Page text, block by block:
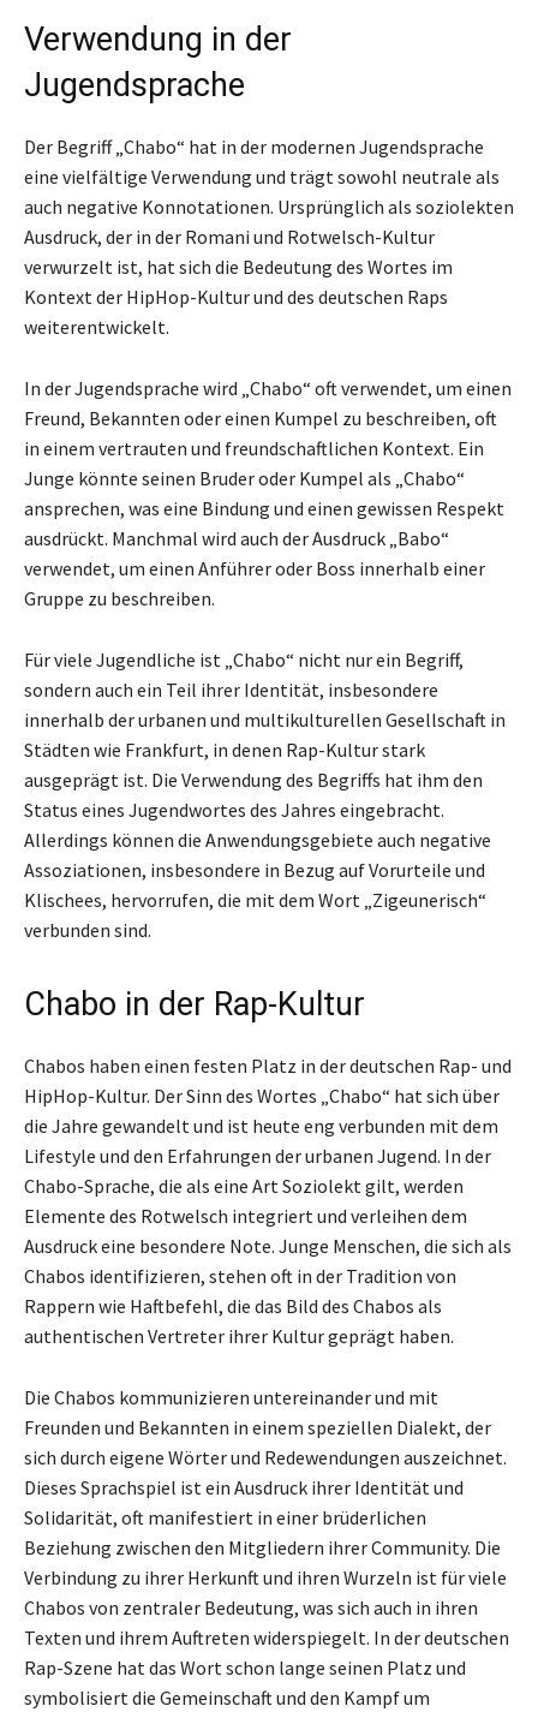
Verwendung in der
Jugendsprache
Der Begriff „Chabo“ hat in der modernen Jugendsprache
eine vielfältige Verwendung und trägt sowohl neutrale als
auch negative Konnotationen. Ursprünglich als soziolekten
Ausdruck, der in der Romani und Rotwelsch-Kultur
verwurzelt ist, hat sich die Bedeutung des Wortes im
Kontext der HipHop-Kultur und des deutschen Raps
weiterentwickelt.
In der Jugendsprache wird „Chabo“ oft verwendet, um einen
Freund, Bekannten oder einen Kumpel zu beschreiben, oft
in einem vertrauten und freundschaftlichen Kontext. Ein
Junge könnte seinen Bruder oder Kumpel als „Chabo“
ansprechen, was eine Bindung und einen gewissen Respekt
ausdrückt. Manchmal wird auch der Ausdruck „Babo“
verwendet, um einen Anführer oder Boss innerhalb einer
Gruppe zu beschreiben.
Für viele Jugendliche ist „Chabo“ nicht nur ein Begriff,
sondern auch ein Teil ihrer Identität, insbesondere
innerhalb der urbanen und multikulturellen Gesellschaft in
Städten wie Frankfurt, in denen Rap-Kultur stark
ausgeprägt ist. Die Verwendung des Begriffs hat ihm den
Status eines Jugendwortes des Jahres eingebracht.
Allerdings können die Anwendungsgebiete auch negative
Assoziationen, insbesondere in Bezug auf Vorurteile und
Klischees, hervorrufen, die mit dem Wort „Zigeunerisch“
verbunden sind.
Chabo in der Rap-Kultur
Chabos haben einen festen Platz in der deutschen Rap- und
HipHop-Kultur. Der Sinn des Wortes „Chabo“ hat sich über
die Jahre gewandelt und ist heute eng verbunden mit dem
Lifestyle und den Erfahrungen der urbanen Jugend. In der
Chabo-Sprache, die als eine Art Soziolekt gilt, werden
Elemente des Rotwelsch integriert und verleihen dem
Ausdruck eine besondere Note. Junge Menschen, die sich als
Chabos identifizieren, stehen oft in der Tradition von
Rappern wie Haftbefehl, die das Bild des Chabos als
authentischen Vertreter ihrer Kultur geprägt haben.
Die Chabos kommunizieren untereinander und mit
Freunden und Bekannten in einem speziellen Dialekt, der
sich durch eigene Wörter und Redewendungen auszeichnet.
Dieses Sprachspiel ist ein Ausdruck ihrer Identität und
Solidarität, oft manifestiert in einer brüderlichen
Beziehung zwischen den Mitgliedern ihrer Community. Die
Verbindung zu ihrer Herkunft und ihren Wurzeln ist für viele
Chabos von zentraler Bedeutung, was sich auch in ihren
Texten und ihrem Auftreten widerspiegelt. In der deutschen
Rap-Szene hat das Wort schon lange seinen Platz und
symbolisiert die Gemeinschaft und den Kampf um